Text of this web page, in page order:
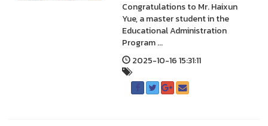
Congratulations to Mr. Haixun
Yue, a master student in the
Educational Administration
Program ...
2025-10-16 15:31:11